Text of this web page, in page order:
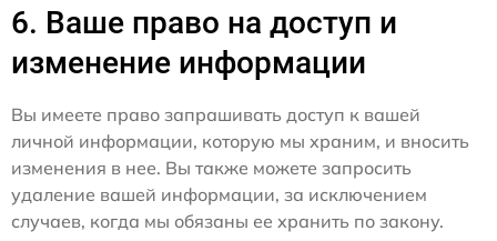
6. Ваше право на доступ и
изменение информации
Вы имеете право запрашивать доступ к вашей
личной информации, которую мы храним, и вносить
изменения в нее. Вы также можете запросить
удаление вашей информации, за исключением
случаев, когда мы обязаны ее хранить по закону.